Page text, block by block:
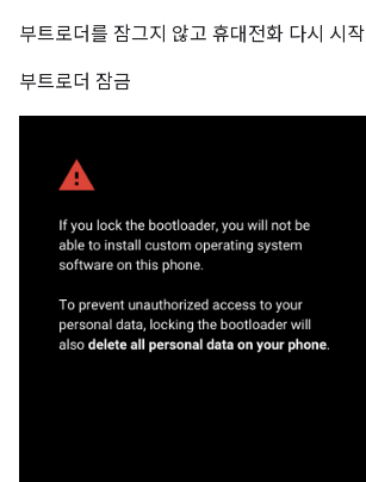
부트로더를 잠그지 않고 휴대전화 다시 시작
부트로더 잠금